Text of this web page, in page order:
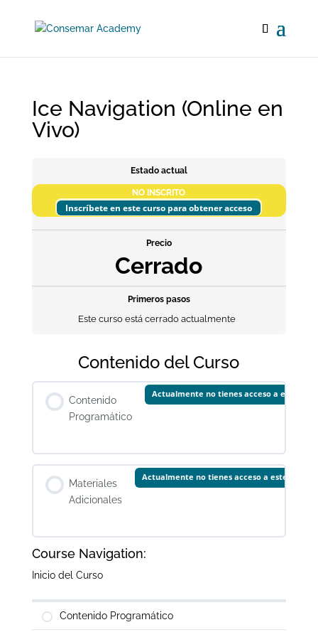
Ice Navigation (Online en
Vivo)
Estado actual
NO INSCRITO
Inscríbete en este curso para obtener acceso
Precio
Cerrado
Primeros pasos
Este curso está cerrado actualmente
Contenido del Curso
Contenido
Programático
Actualmente no tienes acceso a este
Materiales
Adicionales
Actualmente no tienes acceso a este
Course Navigation:
Inicio del Curso
Contenido Programático